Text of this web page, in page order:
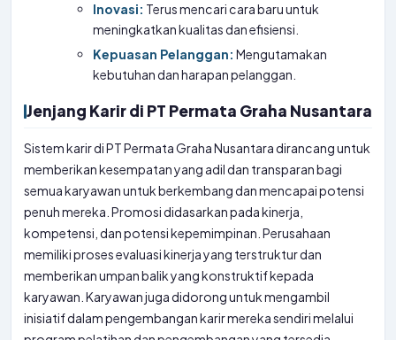
Inovasi: Terus mencari cara baru untuk
meningkatkan kualitas dan efisiensi.
Kepuasan Pelanggan: Mengutamakan
kebutuhan dan harapan pelanggan.
Jenjang Karir di PT Permata Graha Nusantara
Sistem karir di PT Permata Graha Nusantara dirancang untuk
memberikan kesempatan yang adil dan transparan bagi
semua karyawan untuk berkembang dan mencapai potensi
penuh mereka. Promosi didasarkan pada kinerja,
kompetensi, dan potensi kepemimpinan. Perusahaan
memiliki proses evaluasi kinerja yang terstruktur dan
memberikan umpan balik yang konstruktif kepada
karyawan. Karyawan juga didorong untuk mengambil
inisiatif dalam pengembangan karir mereka sendiri melalui